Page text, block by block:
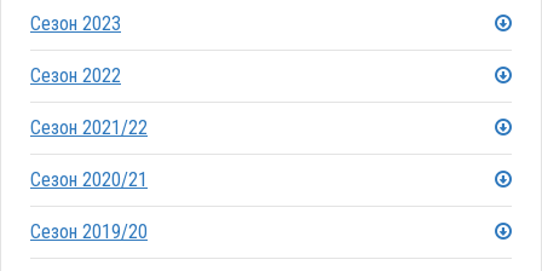
Сезон 2023
Сезон 2022
Сезон 2021/22
Сезон 2020/21
Сезон 2019/20